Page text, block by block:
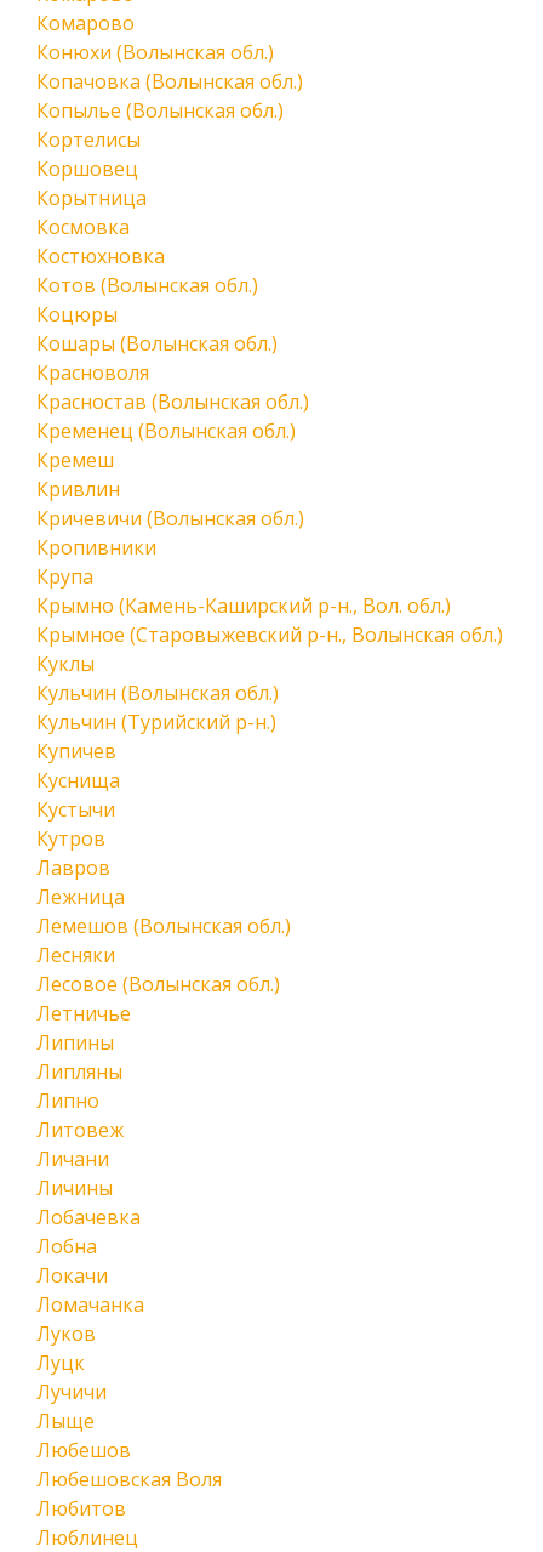
Комарово
Конюхи (Волынская обл.)
Копачовка (Волынская обл.)
Копылье (Волынская обл.)
Кортелисы
Коршовец
Корытница
Космовка
Костюхновка
Котов (Волынская обл.)
Коцюры
Кошары (Волынская обл.)
Красноволя
Красностав (Волынская обл.)
Кременец (Волынская обл.)
Кремеш
Кривлин
Кричевичи (Волынская обл.)
Кропивники
Крупа
Крымно (Камень-Каширский р-н., Вол. обл.)
Крымное (Старовыжевский р-н., Волынская обл.)
Куклы
Кульчин (Волынская обл.)
Кульчин (Турийский р-н.)
Купичев
Куснища
Кустычи
Кутров
Лавров
Лежница
Лемешов (Волынская обл.)
Лесняки
Лесовое (Волынская обл.)
Летничье
Липины
Липляны
Липно
Литовеж
Личани
Личины
Лобачевка
Лобна
Локачи
Ломачанка
Луков
Луцк
Лучичи
Лыще
Любешов
Любешовская Воля
Любитов
Люблинец